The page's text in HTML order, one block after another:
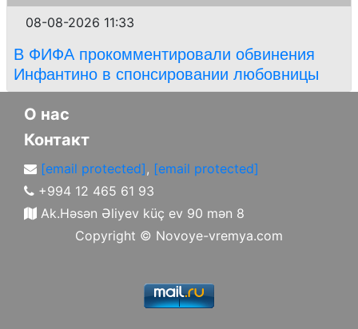
08-08-2026 11:33
В ФИФА прокомментировали обвинения
Инфантино в спонсировании любовницы
О нас
Контакт
[email protected], [email protected]
+994 12 465 61 93
Ak.Həsən Əliyev küç ev 90 mən 8
Copyright © Novoye-vremya.com